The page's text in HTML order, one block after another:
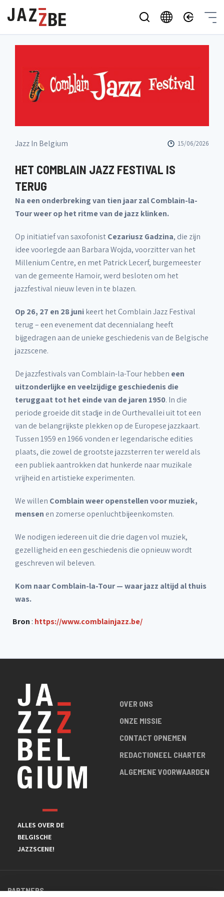
Jazz In Belgium 15/06/2026
HET COMBLAIN JAZZ FESTIVAL IS
TERUG
Na een onderbreking van tien jaar zal Comblain-la-
Tour weer op het ritme van de jazz klinken.
Op initiatief van saxofonistCezariusz Gadzina, die zijn
idee voorlegde aan Barbara Wojda, voorzitter van het
Millenium Centre, en met Patrick Lecerf, burgemeester
van de gemeente Hamoir, werd besloten om het
jazzfestival nieuw leven in te blazen.
Op 26, 27 en 28 junikeert het Comblain Jazz Festival
terug – een evenement dat decennialang heeft
bijgedragen aan de unieke geschiedenis van de Belgische
jazzscene.
De jazzfestivals van Comblain-la-Tour hebben een
uitzonderlijke en veelzijdige geschiedenis die
teruggaat tot het einde van de jaren 1950. In die
periode groeide dit stadje in de Ourthevallei uit tot een
van de belangrijkste plekken op de Europese jazzkaart.
Tussen 1959 en 1966 vonden er legendarische edities
plaats, die zowel de grootste jazzsterren ter wereld als
een publiek aantrokken dat hunkerde naar muzikale
vrijheid en artistieke experimenten.
We willen Comblain weer openstellen voor muziek,
mensen en zomerse openluchtbijeenkomsten.
We nodigen iedereen uit die drie dagen vol muziek,
gezelligheid en een geschiedenis die opnieuw wordt
geschreven wil beleven.
Kom naar Comblain-la-Tour — waar jazz altijd al thuis
was.
Bron : https://www.comblainjazz.be/
ALLES OVER DE
BELGISCHE
JAZZSCENE!
OVER ONS
ONZE MISSIE
CONTACT OPNEMEN
REDACTIONEEL CHARTER
ALGEMENE VOORWAARDEN
PARTNERS